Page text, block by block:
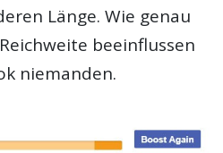
Länge. Wie genau
beeinflussen
niemanden.